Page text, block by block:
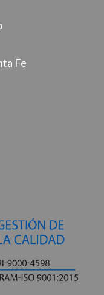
Fe